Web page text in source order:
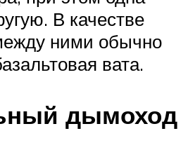
В качестве
ними обычно
вата.
дымоход